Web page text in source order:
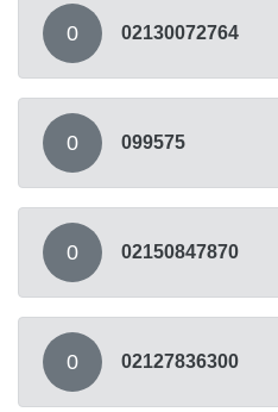
0 02130072764
0 099575
0 02150847870
0 02127836300